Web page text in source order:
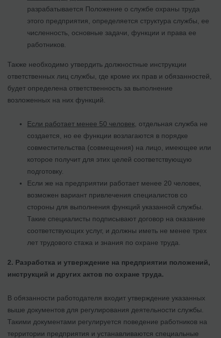
разрабатывается Положение о службе охраны труда
этого предприятия, определяется структура службы, ее
численность, основные задачи, функции и права ее
работников.
Также необходимо утвердить должностные инструкции
ответственных лиц службы, где кроме их прав и обязанностей,
будет определена ответственность за выполнение
возложенных на них функций.
Если работает менее 50 человек , отдельная служба не
создается, но ее функции возлагаются в порядке
совместительства (совмещения) на лицо, имеющее или
которое получит для этих целей соответствующую
подготовку.
Если же на предприятии работает менее 20 человек,
возможен вариант привлечения специалистов со
стороны для выполнения функций указанной службы.
Такие специалисты подписывают договор на оказание
соответствующих услуг, и должны иметь не менее трех
лет трудового стажа и знания по охране труда.
2. Разработка и утверждение на предприятии положений,
инструкций и других актов по охране труда.
В обязанности работодателя входит утверждение указанных
выше документов для регулирования деятельности службы.
Такими документами регулируется поведение работников на
территории предприятия и устанавливаются специальные